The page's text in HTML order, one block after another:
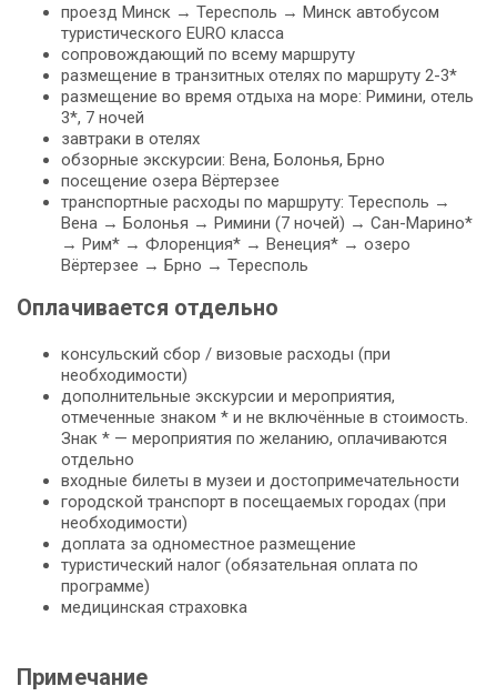
проезд Минск → Тересполь → Минск автобусом
туристического EURO класса
сопровождающий по всему маршруту
размещение в транзитных отелях по маршруту 2-3*
размещение во время отдыха на море: Римини, отель
3*, 7 ночей
завтраки в отелях
обзорные экскурсии: Вена, Болонья, Брно
посещение озера Вёртерзее
транспортные расходы по маршруту: Тересполь →
Вена → Болонья → Римини (7 ночей) → Сан-Марино*
→ Рим* → Флоренция* → Венеция* → озеро
Вёртерзее → Брно → Тересполь
Оплачивается отдельно
консульский сбор / визовые расходы (при
необходимости)
дополнительные экскурсии и мероприятия,
отмеченные знаком * и не включённые в стоимость.
Знак * — мероприятия по желанию, оплачиваются
отдельно
входные билеты в музеи и достопримечательности
городской транспорт в посещаемых городах (при
необходимости)
доплата за одноместное размещение
туристический налог (обязательная оплата по
программе)
медицинская страховка
Примечание